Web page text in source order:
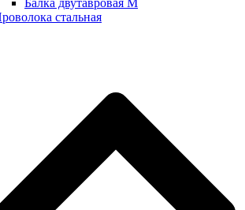
Балка двутавровая М
стальная